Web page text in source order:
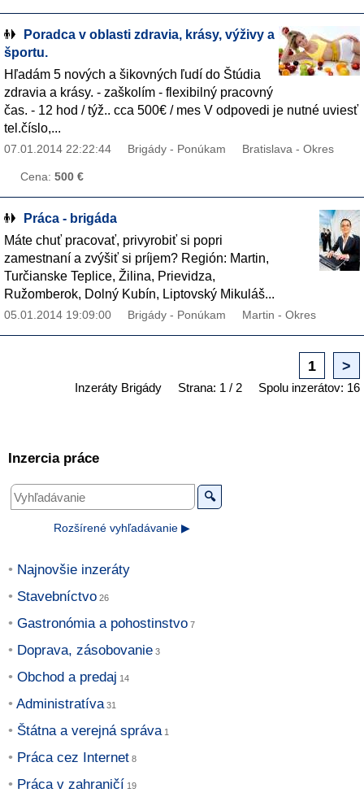
Poradca v oblasti zdravia, krásy, výživy a
športu.
Hľadám 5 nových a šikovných ľudí do Štúdia
zdravia a krásy. - zaškolím - flexibilný pracovný
čas. - 12 hod / týž.. cca 500€ / mes V odpovedi je nutné uviesť
tel.číslo,...
07.01.2014 22:22:44 Brigády - Ponúkam Bratislava - Okres
Cena: 500 €
Práca - brigáda
Máte chuť pracovať, privyrobiť si popri
zamestnaní a zvýšiť si príjem? Región: Martin,
Turčianske Teplice, Žilina, Prievidza,
Ružomberok, Dolný Kubín, Liptovský Mikuláš...
05.01.2014 19:09:00 Brigády - Ponúkam Martin - Okres
1 >
Inzeráty Brigády Strana: 1 / 2 Spolu inzerátov: 16
Inzercia práce
🔍
Rozšírené vyhľadávanie ▶
Najnovšie inzeráty
Stavebníctvo
Gastronómia a pohostinstvo
Doprava, zásobovanie
Obchod a predaj
Administratíva
Štátna a verejná správa
Práca cez Internet
Práca v zahraničí